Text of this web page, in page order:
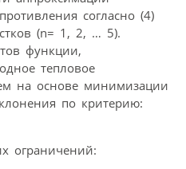
согласно (4)
(n= 1, 2, … 5).
функции,
тепловое
на основе минимизации
по критерию:
ограничений: